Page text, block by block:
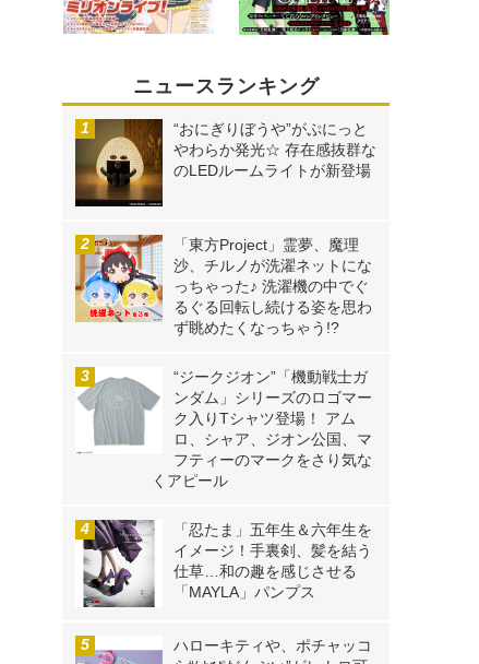
ニュースランキング
“おにぎりぼうや”がぷにっと
やわらか発光☆ 存在感抜群な
のLEDルームライトが新登場
「東方Project」霊夢、魔理
沙、チルノが洗濯ネットにな
っちゃった♪ 洗濯機の中でぐ
るぐる回転し続ける姿を思わ
ず眺めたくなっちゃう!?
“ジークジオン”「機動戦士ガ
ンダム」シリーズのロゴマー
ク入りTシャツ登場！ アム
ロ、シャア、ジオン公国、マ
フティーのマークをさり気な
くアピール
「忍たま」五年生＆六年生を
イメージ！手裏剣、髪を結う
仕草…和の趣を感じさせる
「MAYLA」パンプス
ハローキティや、ポチャッコ